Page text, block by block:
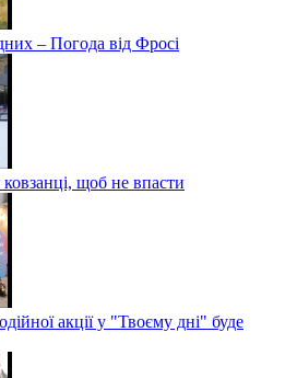
– Погода від Фросі
щоб не впасти
акції у "Твоєму дні" буде